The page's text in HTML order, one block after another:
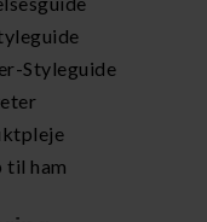
Styleguide
ham